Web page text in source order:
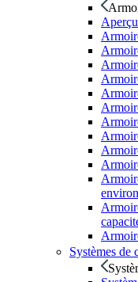
Systèmes de